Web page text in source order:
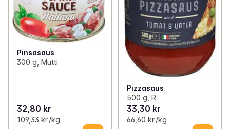
Pinsasaus
300 g, Mutti
32,80 kr
109,33 kr /kg
Pizzasaus
500 g, R
33,30 kr
66,60 kr /kg